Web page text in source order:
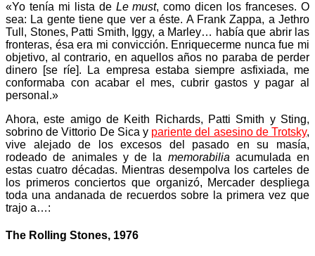
«Yo tenía mi lista de Le must, como dicen los franceses. O
sea: La gente tiene que ver a éste. A Frank Zappa, a Jethro
Tull, Stones, Patti Smith, Iggy, a Marley… había que abrir las
fronteras, ésa era mi convicción. Enriquecerme nunca fue mi
objetivo, al contrario, en aquellos años no paraba de perder
dinero [se ríe]. La empresa estaba siempre asfixiada, me
conformaba con acabar el mes, cubrir gastos y pagar al
personal.»
Ahora, este amigo de Keith Richards, Patti Smith y Sting,
sobrino de Vittorio De Sica y pariente del asesino de Trotsky,
vive alejado de los excesos del pasado en su masía,
rodeado de animales y de la memorabilia acumulada en
estas cuatro décadas. Mientras desempolva los carteles de
los primeros conciertos que organizó, Mercader despliega
toda una andanada de recuerdos sobre la primera vez que
trajo a…:
The Rolling Stones, 1976